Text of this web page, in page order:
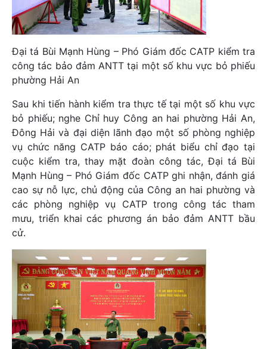
Đại tá Bùi Mạnh Hùng – Phó Giám đốc CATP kiểm tra
công tác bảo đảm ANTT tại một số khu vực bỏ phiếu
phường Hải An
Sau khi tiến hành kiểm tra thực tế tại một số khu vực
bỏ phiếu; nghe Chỉ huy Công an hai phường Hải An,
Đông Hải và đại diện lãnh đạo một số phòng nghiệp
vụ chức năng CATP báo cáo; phát biểu chỉ đạo tại
cuộc kiểm tra, thay mặt đoàn công tác, Đại tá Bùi
Mạnh Hùng – Phó Giám đốc CATP ghi nhận, đánh giá
cao sự nỗ lực, chủ động của Công an hai phường và
các phòng nghiệp vụ CATP trong công tác tham
mưu, triển khai các phương án bảo đảm ANTT bầu
cử.